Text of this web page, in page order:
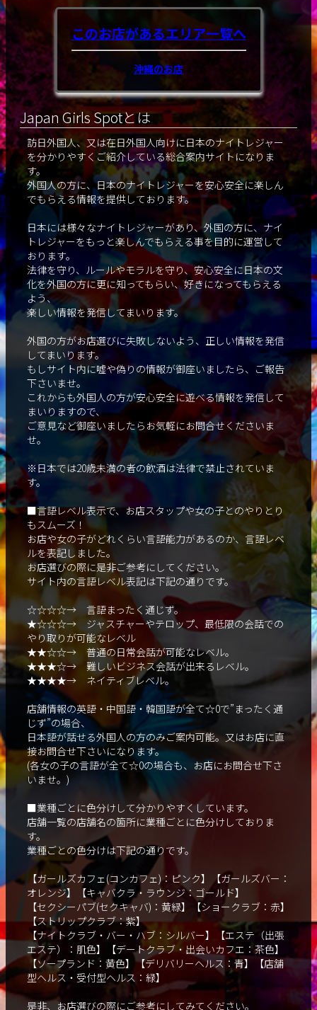
このお店があるエリア一覧へ
沖縄のお店
Japan Girls Spotとは
訪日外国人、又は在日外国人向けに日本のナイトレジャー
を分かりやすくご紹介している総合案内サイトになりま
す。
外国人の方に、日本のナイトレジャーを安心安全に楽しん
でもらえる情報を提供しております。
日本には様々なナイトレジャーがあり、外国の方に、ナイ
トレジャーをもっと楽しんでもらえる事を目的に運営して
おります。
法律を守り、ルールやモラルを守り、安心安全に日本の文
化を外国の方に更に知ってもらい、好きになってもらえる
よう、
楽しい情報を発信してまいります。
外国の方がお店選びに失敗しないよう、正しい情報を発信
してまいります。
もしサイト内に嘘や偽りの情報が御座いましたら、ご報告
下さいませ。
これからも外国人の方が安心安全に遊べる情報を発信して
まいりますので、
ご意見など御座いましたらお気軽にお問合せくださいま
せ。
※日本では20歳未満の者の飲酒は法律で禁止されていま
す。
■言語レベル表示で、お店スタップや女の子とのやりとり
もスムーズ！
お店や女の子がどれくらい言語能力があるのか、言語レベ
ルを表記しました。
お店選びの際に是非ご参考にしてください。
サイト内の言語レベル表記は下記の通りです。
☆☆☆☆→ 言語まったく通じず。
★☆☆☆→ ジャスチャーやテロップ、最低限の会話での
やり取りが可能なレベル
★★☆☆→ 普通の日常会話が可能なレベル。
★★★☆→ 難しいビジネス会話が出来るレベル。
★★★★→ ネイティブレベル。
店舗情報の英語・中国語・韓国語が全て☆0で”まったく通
じず”の場合、
日本語が話せる外国人の方のみご案内可能。又はお店に直
接お問合せ下さいになります。
(各女の子の言語が全て☆0の場合も、お店にお問合せ下さ
いませ。)
■業種ごとに色分けして分かりやすくしています。
店舗一覧の店舗名の箇所に業種ごとに色分けしておりま
す。
業種ごとの色分けは下記の通りです。
【ガールズカフェ(コンカフェ)：ピンク】【ガールズバー：
オレンジ】【キャバクラ・ラウンジ：ゴールド】
【セクシーパブ(セクキャバ)：黄緑】【ショークラブ：赤】
【ストリップクラブ：紫】
【ナイトクラブ・バー・ハブ：シルバー】【エステ（出張
エステ）：肌色】【デートクラブ・出会いカフエ：茶色】
【ソープランド：黄色】【デリバリーヘルス：青】【店舗
型ヘルス・受付型ヘルス：緑】
是非、お店選びの際にご参考にしてみてください。